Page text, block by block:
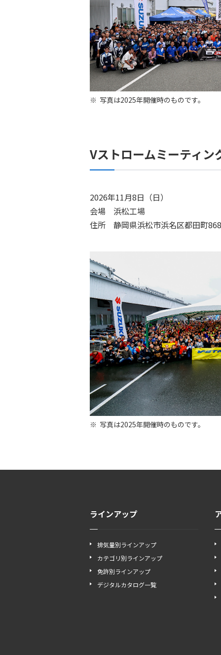
写真は2025年開催時のものです。
Vストロームミーティン
2026年11月8日（日）
会場 浜松工場
住所 静岡県浜松市浜名区都田町
写真は2025年開催時のものです。
ラインアップ
排気量別ラインアップ
カテゴリ別ラインアップ
免許別ラインアップ
デジタルカタログ一覧